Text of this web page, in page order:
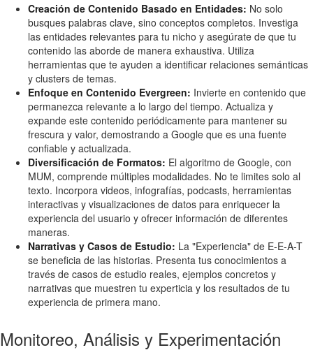
Creación de Contenido Basado en Entidades: No solo
busques palabras clave, sino conceptos completos. Investiga
las entidades relevantes para tu nicho y asegúrate de que tu
contenido las aborde de manera exhaustiva. Utiliza
herramientas que te ayuden a identificar relaciones semánticas
y clusters de temas.
Enfoque en Contenido Evergreen: Invierte en contenido que
permanezca relevante a lo largo del tiempo. Actualiza y
expande este contenido periódicamente para mantener su
frescura y valor, demostrando a Google que es una fuente
confiable y actualizada.
Diversificación de Formatos: El algoritmo de Google, con
MUM, comprende múltiples modalidades. No te limites solo al
texto. Incorpora videos, infografías, podcasts, herramientas
interactivas y visualizaciones de datos para enriquecer la
experiencia del usuario y ofrecer información de diferentes
maneras.
Narrativas y Casos de Estudio: La "Experiencia" de E-E-A-T
se beneficia de las historias. Presenta tus conocimientos a
través de casos de estudio reales, ejemplos concretos y
narrativas que muestren tu experticia y los resultados de tu
experiencia de primera mano.
Monitoreo, Análisis y Experimentación